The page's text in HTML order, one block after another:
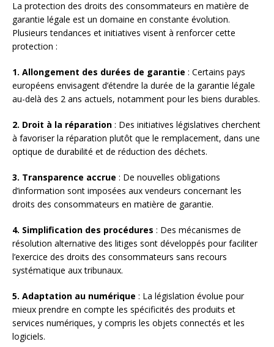
La protection des droits des consommateurs en matière de
garantie légale est un domaine en constante évolution.
Plusieurs tendances et initiatives visent à renforcer cette
protection :
1. Allongement des durées de garantie : Certains pays
européens envisagent d’étendre la durée de la garantie légale
au-delà des 2 ans actuels, notamment pour les biens durables.
2. Droit à la réparation : Des initiatives législatives cherchent
à favoriser la réparation plutôt que le remplacement, dans une
optique de durabilité et de réduction des déchets.
3. Transparence accrue : De nouvelles obligations
d’information sont imposées aux vendeurs concernant les
droits des consommateurs en matière de garantie.
4. Simplification des procédures : Des mécanismes de
résolution alternative des litiges sont développés pour faciliter
l’exercice des droits des consommateurs sans recours
systématique aux tribunaux.
5. Adaptation au numérique : La législation évolue pour
mieux prendre en compte les spécificités des produits et
services numériques, y compris les objets connectés et les
logiciels.